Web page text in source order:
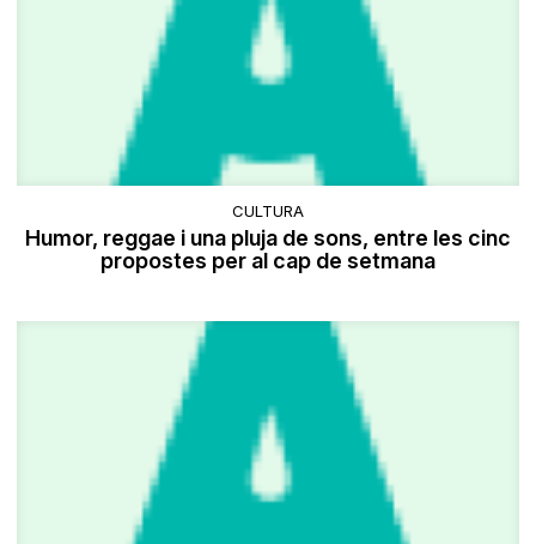
CULTURA
Humor, reggae i una pluja de sons, entre les cinc
propostes per al cap de setmana